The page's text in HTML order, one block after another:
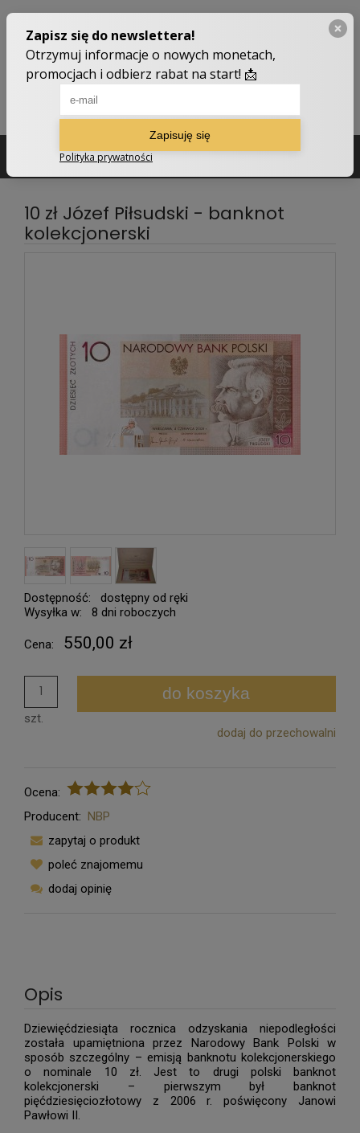
10 zł Józef Piłsudski - banknot
kolekcjonerski
Dostępność:
dostępny od ręki
Wysyłka w:
8 dni roboczych
Cena: 550,00 zł
szt.
do koszyka
dodaj do przechowalni
Ocena:
Producent:
NBP
zapytaj o produkt
poleć znajomemu
dodaj opinię
Opis
Dziewięćdziesiąta rocznica odzyskania niepodległości
została upamiętniona przez Narodowy Bank Polski w
sposób szczególny – emisją banknotu kolekcjonerskiego
o nominale 10 zł. Jest to drugi polski banknot
kolekcjonerski – pierwszym był banknot
pięćdziesięciozłotowy z 2006 r. poświęcony Janowi
Pawłowi II.